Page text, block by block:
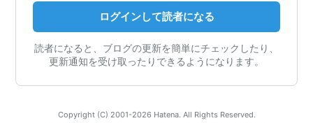
ログインして読者になる
読者になると、ブログの更新を簡単にチェックしたり、
更新通知を受け取ったりできるようになります。
Copyright (C) 2001-2026 Hatena. All Rights Reserved.